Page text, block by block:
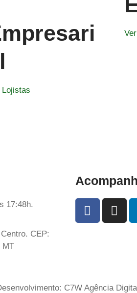
Lojistas
17:48h.
CEP:
MT
C7W Agência